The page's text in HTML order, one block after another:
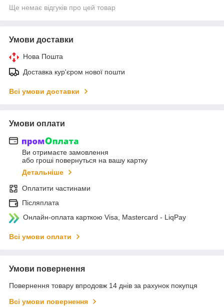
Ще немає відгуків про цей товар
Умови доставки
Нова Пошта
Доставка кур'єром нової пошти
Всі умови доставки
Умови оплати
Ви отримаєте замовлення
або гроші повернуться на вашу картку
Детальніше
Оплатити частинами
Післяплата
Онлайн-оплата карткою Visa, Mastercard - LiqPay
Всі умови оплати
Умови повернення
Повернення товару впродовж 14 днів за рахунок покупця
Всі умови повернення